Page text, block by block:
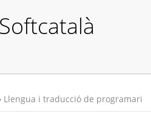
Llengua i traducció de programari